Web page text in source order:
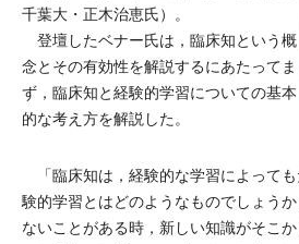
千葉大・正木治恵氏）。
登壇したベナー氏は，臨床知という概
念とその有効性を解説するにあたってま
ず，臨床知と経験的学習についての基本
的な考え方を解説した。
「臨床知は，経験的な学習によって
験的学習とはどのようなものでしょう
ないことがある時，新しい知識がそこ